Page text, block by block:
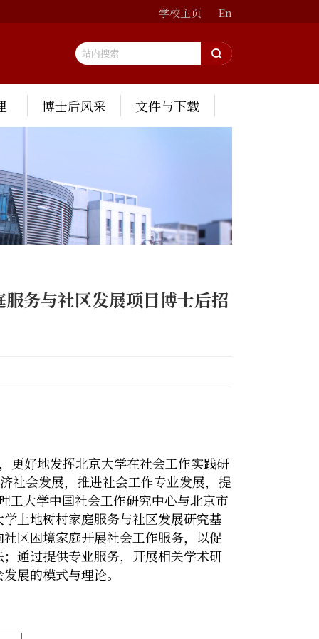
学校主页 En
博士后风采 文件与下载
务与社区发展项目博士后招
更好地发挥北京大学在社会工作实践研
社会发展，推进社会工作专业发展，提
工大学中国社会工作研究中心与北京市
上地树村家庭服务与社区发展研究基
区困境家庭开展社会工作服务，以促
通过提供专业服务，开展相关学术研
展的模式与理论。